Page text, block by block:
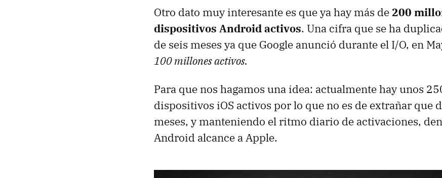
Otro dato muy interesante es que ya hay más de200
dispositivos Android activos. Una cifra que se ha
de seis meses ya que Google anunció durante el I/O, en
100 millones activos.
Para que nos hagamos una idea: actualmente hay unos
dispositivos iOS activos por lo que no es de extrañar que
meses, y manteniendo el ritmo diario de activaciones,
Android alcance a Apple.